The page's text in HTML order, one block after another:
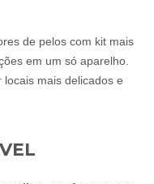
de pelos com kit mais
em um só aparelho.
mais delicados e